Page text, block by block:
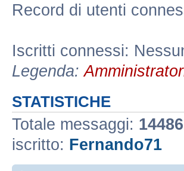
Record di utenti
Iscritti connessi:
Legenda:
STATISTICHE
Totale messaggi: 14486
iscritto: Fernando71